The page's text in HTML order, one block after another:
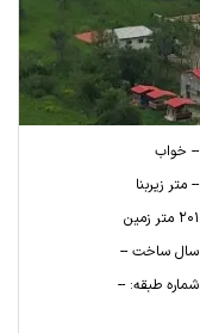
-- خواب
-- متر زیربنا
201 متر زمین
سال ساخت --
شماره طبقه: --